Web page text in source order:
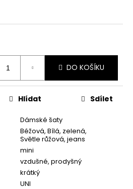
DO KOŠÍKU
Dámské šaty
Béžová, Bílá, zelená,
Světle růžová, jeans
mini
vzdušné, prodyšný
krátký
UNI
Hlídat Sdílet